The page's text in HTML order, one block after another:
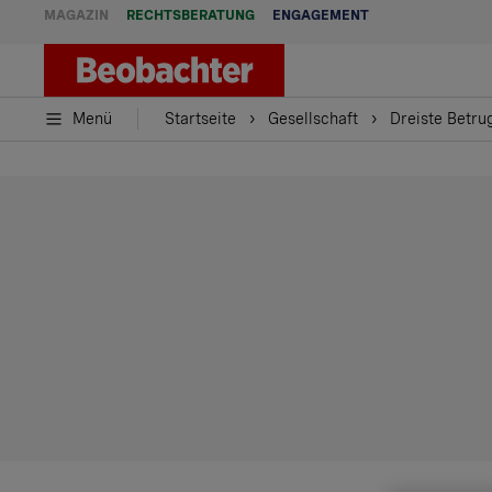
MAGAZIN RECHTSBERATUNG ENGAGEMENT
Menü Startseite Gesellschaft Dreiste